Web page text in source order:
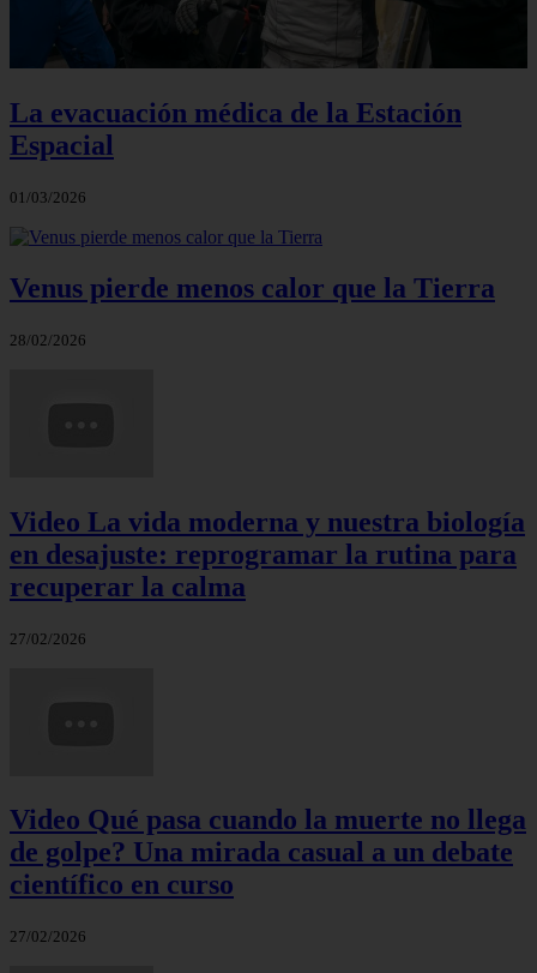
La evacuación médica de la Estación
Espacial
01/03/2026
Venus pierde menos calor que la Tierra
28/02/2026
Video La vida moderna y nuestra biología
en desajuste: reprogramar la rutina para
recuperar la calma
27/02/2026
Video Qué pasa cuando la muerte no llega
de golpe? Una mirada casual a un debate
científico en curso
27/02/2026